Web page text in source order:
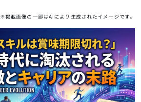
※掲載画像の一部はAIにより生成されたイメージです。